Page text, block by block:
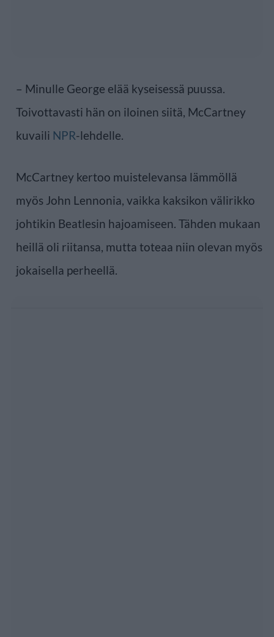
– Minulle George elää kyseisessä puussa.
Toivottavasti hän on iloinen siitä, McCartney
kuvaili NPR-lehdelle.
McCartney kertoo muistelevansa lämmöllä
myös John Lennonia, vaikka kaksikon välirikko
johtikin Beatlesin hajoamiseen. Tähden mukaan
heillä oli riitansa, mutta toteaa niin olevan myös
jokaisella perheellä.